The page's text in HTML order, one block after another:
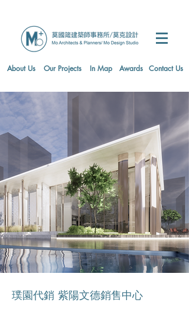
About Us Our Projects In Map Awards Contact Us
璞園代銷 紫陽文德銷售中心